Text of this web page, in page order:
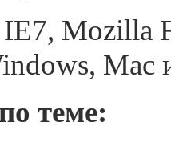
Mozilla
Мас
теме: